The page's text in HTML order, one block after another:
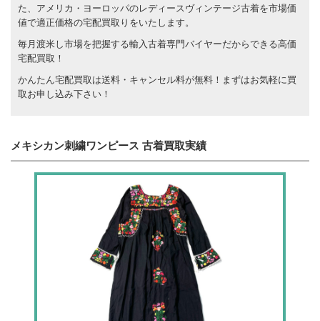
た、アメリカ・ヨーロッパのレディースヴィンテージ古着を市場価
値で適正価格の宅配買取りをいたします。
毎月渡米し市場を把握する輸入古着専門バイヤーだからできる高価
宅配買取！
かんたん宅配買取は送料・キャンセル料が無料！まずはお気軽に買
取お申し込み下さい！
メキシカン刺繍ワンピース 古着買取実績